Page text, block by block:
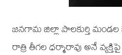
జనగామ జిల్లా పాలకుర్తి మండల
రాత్రి తీగల ధర్మారావు అనే వ్యక్తిపై